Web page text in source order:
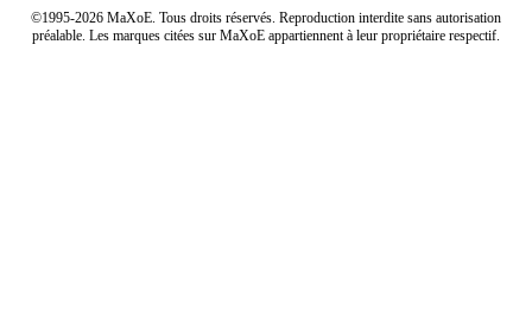
©1995-2026 MaXoE. Tous droits réservés. Reproduction interdite sans autorisation
préalable. Les marques citées sur MaXoE appartiennent à leur propriétaire respectif.